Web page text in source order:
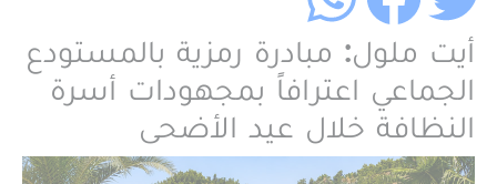
أيت ملول: مبادرة رمزية بالمستودع
الجماعي اعترافاً بمجهودات أسرة
النظافة خلال عيد الأضحى